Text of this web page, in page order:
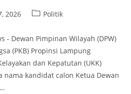
2026
PostPolitik
- Dewan Pimpinan Wilayah (DPW)
(PKB) Propinsi Lampung
dan Kepatutan (UKK)
nama kandidat calon Ketua Dewan